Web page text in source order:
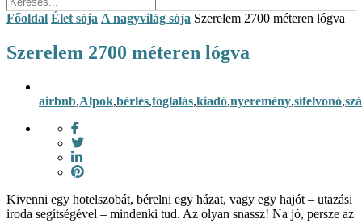
Főoldal Élet sója A nagyvilág sója Szerelem 2700 méteren lógva
Szerelem 2700 méteren lógva
airbnb,Alpok,bérlés,foglalás,kiadó,nyeremény,sífelvonó,
Kivenni egy hotelszobát, bérelni egy házat, vagy egy hajót – utazási
iroda segítségével – mindenki tud. Az olyan snassz! Na jó, persze az